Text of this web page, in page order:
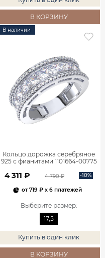
В КОРЗИНУ
В наличии
Кольцо дорожка серебряное
925 с фианитами 1101664-00775
4 311 ₽ 4 790 ₽ -10%
от719 ₽ x 6 платежей
Выберите размер:
17,5
Купить в один клик
В КОРЗИНУ